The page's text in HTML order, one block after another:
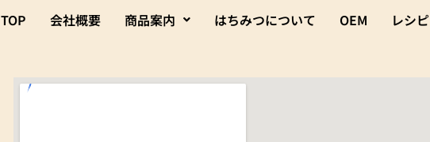
TOP 会社概要 商品案内 はちみつについて OEM レシピ